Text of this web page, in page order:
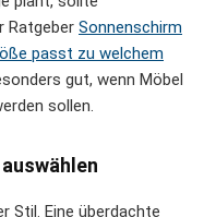
Ratgeber Sonnenschirm
passt zu welchem
gut, wenn Möbel
sollen.
Stil. Eine überdachte